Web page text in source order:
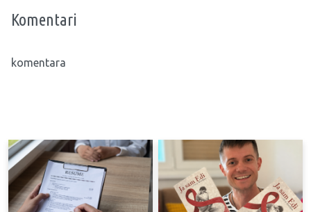
Komentari
komentara